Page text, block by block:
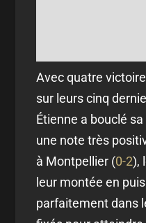
Avec quatre
sur leurs cinq
Étienne a bouclé
une note très
à Montpellier (0-2),
leur montée en
parfaitement dans